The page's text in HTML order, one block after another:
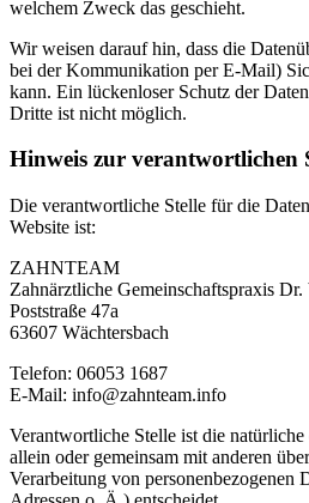
welchem Zweck das geschieht.
Wir weisen darauf hin, dass die
bei der Kommunikation per E-Mail)
kann. Ein lückenloser Schutz der
Dritte ist nicht möglich.
Hinweis zur verantwortlichen
Die verantwortliche Stelle für die
Website ist:
ZAHNTEAM
Zahnärztliche Gemeinschaftspraxis
Poststraße 47a
63607 Wächtersbach
Telefon: 06053 1687
E-Mail: info@zahnteam.info
Verantwortliche Stelle ist die
allein oder gemeinsam mit anderen
Verarbeitung von